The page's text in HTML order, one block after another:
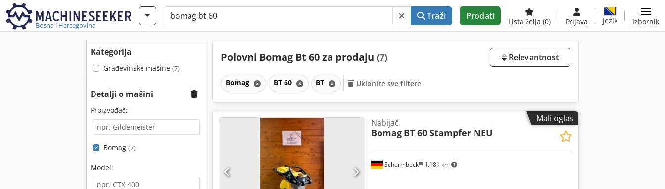
Bosna i Hercegovina
Traži Prodati
Lista želja (0) Prijava Jezik Izbornik
Kategorija
Građevinske mašine (7)
Detalji o mašini
Proizvođač:
Bomag (7)
Model:
Polovni Bomag Bt 60 za prodaju (7) Relevantnost
Bomag BT 60 BT Uklonite sve filtere
Mali oglas
Schermbeck 1.181 km
Nabijač
Bomag BT 60 Stampfer NEU